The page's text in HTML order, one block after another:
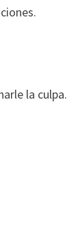
la culpa.